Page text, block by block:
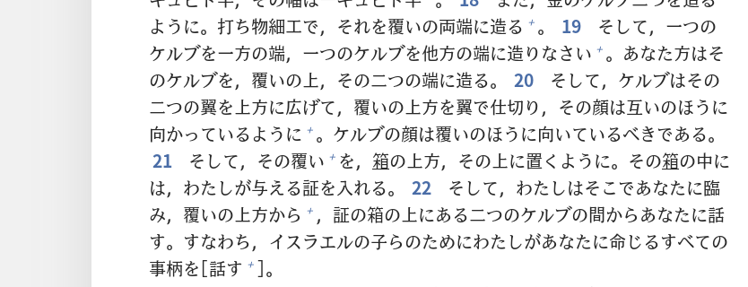
ように。 打ち物細工で，それを覆いの両端に造る + 。 19 そして， 一つの
ケルブを一方の端， 一つのケルブを他方の端に造りなさい + 。あなた方はそ
のケルブを， 覆いの上，その二つの端に造る。 20
そして，ケルブはその
二つの翼を上方に広げて， 覆いの上方を翼で仕切り，その顔は互いのほうに
向かっているように + 。ケルブの顔は覆いのほうに向いているべきである。
21
そして，その覆い + を， 箱の上方，その上に置くように。その箱の中に
は，わたしが与える証を入れる。 22 そして，わたしはそこであなたに臨
み， 覆いの上方から + ， 証の箱の上にある二つのケルブの間からあなたに話
す。すなわち，イスラエルの子らのためにわたしがあなたに命じるすべての
事柄を[話す + ]。